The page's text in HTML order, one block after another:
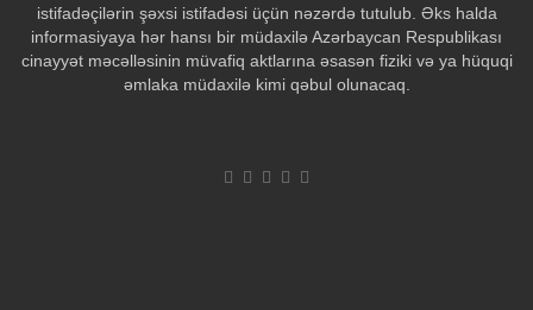
istifadəçilərin şəxsi istifadəsi üçün nəzərdə tutulub. Əks halda
informasiyaya hər hansı bir müdaxilə Azərbaycan Respublikası
cinayyət məcəlləsinin müvafiq aktlarına əsasən fiziki və ya hüquqi
əmlaka müdaxilə kimi qəbul olunacaq.